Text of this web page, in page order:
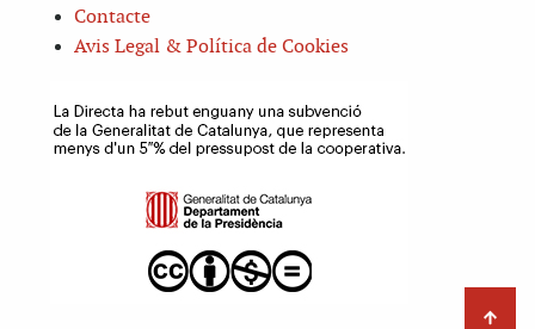
Contacte
Avis Legal & Política de Cookies